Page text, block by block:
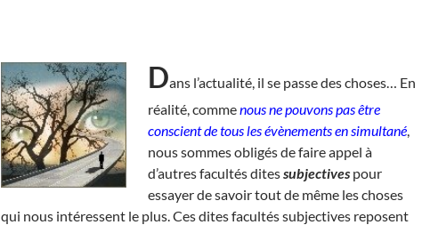
Dans l’actualité, il se passe des choses… En
réalité, commenous ne pouvons pas être
conscient de tous les évènements en simultané,
nous sommes obligés de faire appel à
d’autres facultés ditessubjectives pour
essayer de savoir tout de même les choses
qui nous intéressent le plus. Ces dites facultés subjectives reposent